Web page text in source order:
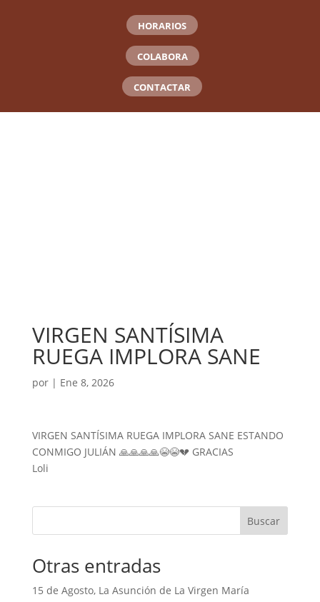
HORARIOS
COLABORA
CONTACTAR
VIRGEN SANTÍSIMA
RUEGA IMPLORA SANE
por | Ene 8, 2026
VIRGEN SANTÍSIMA RUEGA IMPLORA SANE ESTANDO
CONMIGO JULIÁN 🙏🙏🙏🙏😭😭💔 GRACIAS
Loli
Buscar
Otras entradas
15 de Agosto, La Asunción de La Virgen María